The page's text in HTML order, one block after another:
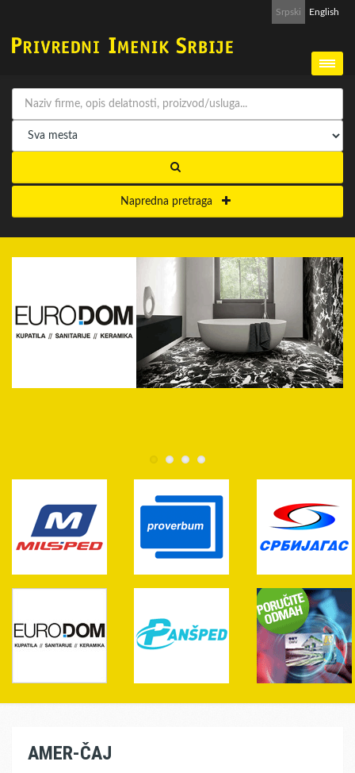
Srpski English
Napredna pretraga
AMER-ČAJ